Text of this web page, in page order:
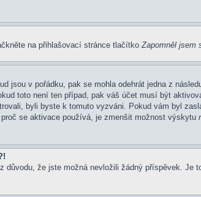
na přihlašovací stránce tlačítkoZapomněl jsem
jsou v pořádku, pak se mohla odehrát jedna z
toto není ten případ, pak váš účet musí být
byli byste k tomuto vyzváni. Pokud vám byl
se aktivace používá, je zmenšit možnost výskytu
důvodu, že jste možná nevložili žádný příspěvek.